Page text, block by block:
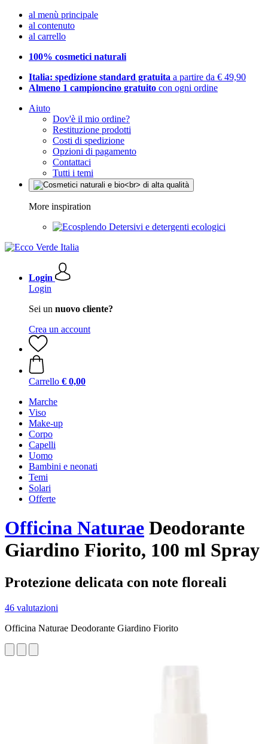
al menù principale
al contenuto
al carrello
100% cosmetici naturali
Italia: spedizione standard gratuita a partire da € 49,90
Almeno 1 campioncino gratuito con ogni ordine
Aiuto
Dov'è il mio ordine?
Restituzione prodotti
Costi di spedizione
Opzioni di pagamento
Contattaci
Tutti i temi
More inspiration
Detersivi e detergenti ecologici
Login
Login
Sei un nuovo cliente?
Crea un account
Carrello € 0,00
Marche
Viso
Make-up
Corpo
Capelli
Uomo
Bambini e neonati
Temi
Solari
Offerte
Officina Naturae Deodorante
Giardino Fiorito, 100 ml Spray
Protezione delicata con note floreali
46 valutazioni
Officina Naturae Deodorante Giardino Fiorito